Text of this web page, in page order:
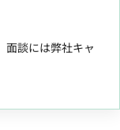
面談には弊社キャ